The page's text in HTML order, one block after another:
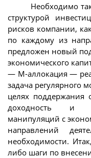
Необходимо
структурой
рисков компании,
по каждому из
предложен новый
экономического
— М-аллокация —
задача регулярного
целях поддержания
доходность и
манипуляций с
направлений
необходимости.
либо шаги по